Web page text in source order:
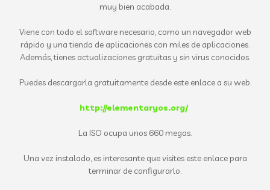
muy bien acabada.
Viene con todo el software necesario, como un navegador web
rápido y una tienda de aplicaciones con miles de aplicaciones.
Además, tienes actualizaciones gratuitas y sin virus conocidos.
Puedes descargarla gratuitamente desde este enlace a su web.
http://elementaryos.org/
La ISO ocupa unos 660 megas.
Una vez instalado, es interesante que visites este enlace para
terminar de configurarlo.